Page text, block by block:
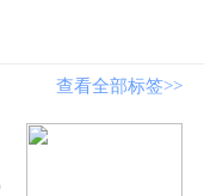
查看全部标签>>